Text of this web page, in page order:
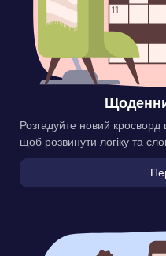
Розгадуйте новий кросворд
щоб розвинути логіку та